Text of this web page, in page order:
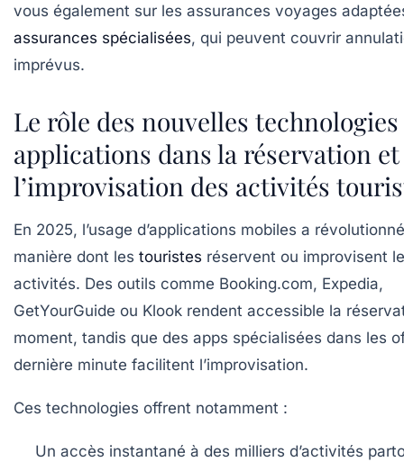
vous également sur les assurances voyages
assurances spécialisées, qui peuvent couvrir
imprévus.
Le rôle des nouvelles
applications dans la réservation et
l’improvisation des activités
En 2025, l’usage d’applications mobiles a
manière dont les touristes réservent ou improvisent
activités. Des outils comme Booking.com, Expedia,
GetYourGuide ou Klook rendent accessible la
moment, tandis que des apps spécialisées dans les
dernière minute facilitent l’improvisation.
Ces technologies offrent notamment :
Un accès instantané à des milliers d’activités